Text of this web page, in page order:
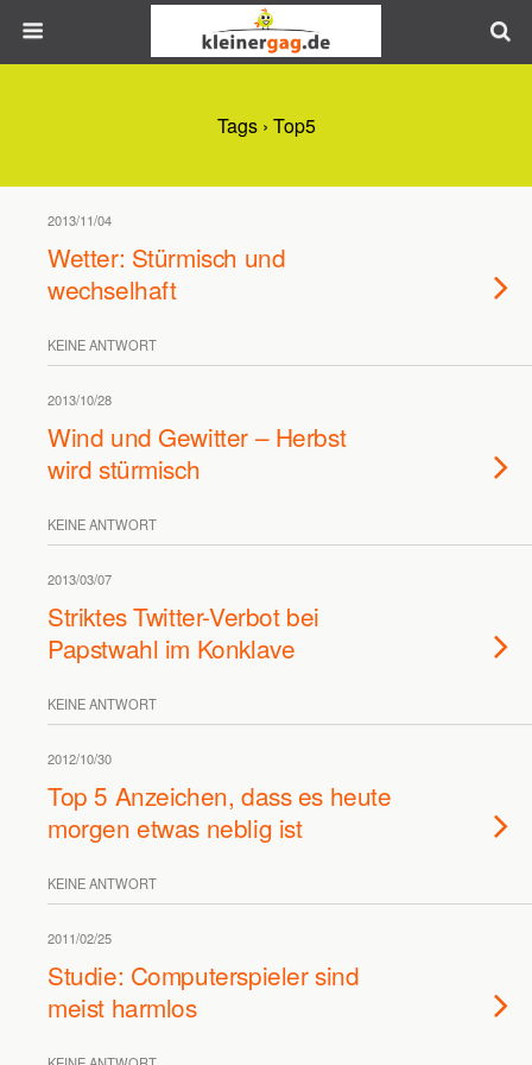
Tags › Top5
2013/11/04
Wetter: Stürmisch und
wechselhaft
KEINE ANTWORT
2013/10/28
Wind und Gewitter – Herbst
wird stürmisch
KEINE ANTWORT
2013/03/07
Striktes Twitter-Verbot bei
Papstwahl im Konklave
KEINE ANTWORT
2012/10/30
Top 5 Anzeichen, dass es heute
morgen etwas neblig ist
KEINE ANTWORT
2011/02/25
Studie: Computerspieler sind
meist harmlos